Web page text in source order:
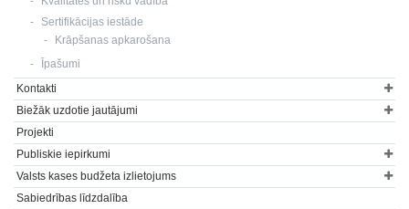
Sertifikācijas iestāde
Krāpšanas apkarošana
Īpašumi
Kontakti
Biežāk uzdotie jautājumi
Projekti
Publiskie iepirkumi
Valsts kases budžeta izlietojums
Sabiedrības līdzdalība